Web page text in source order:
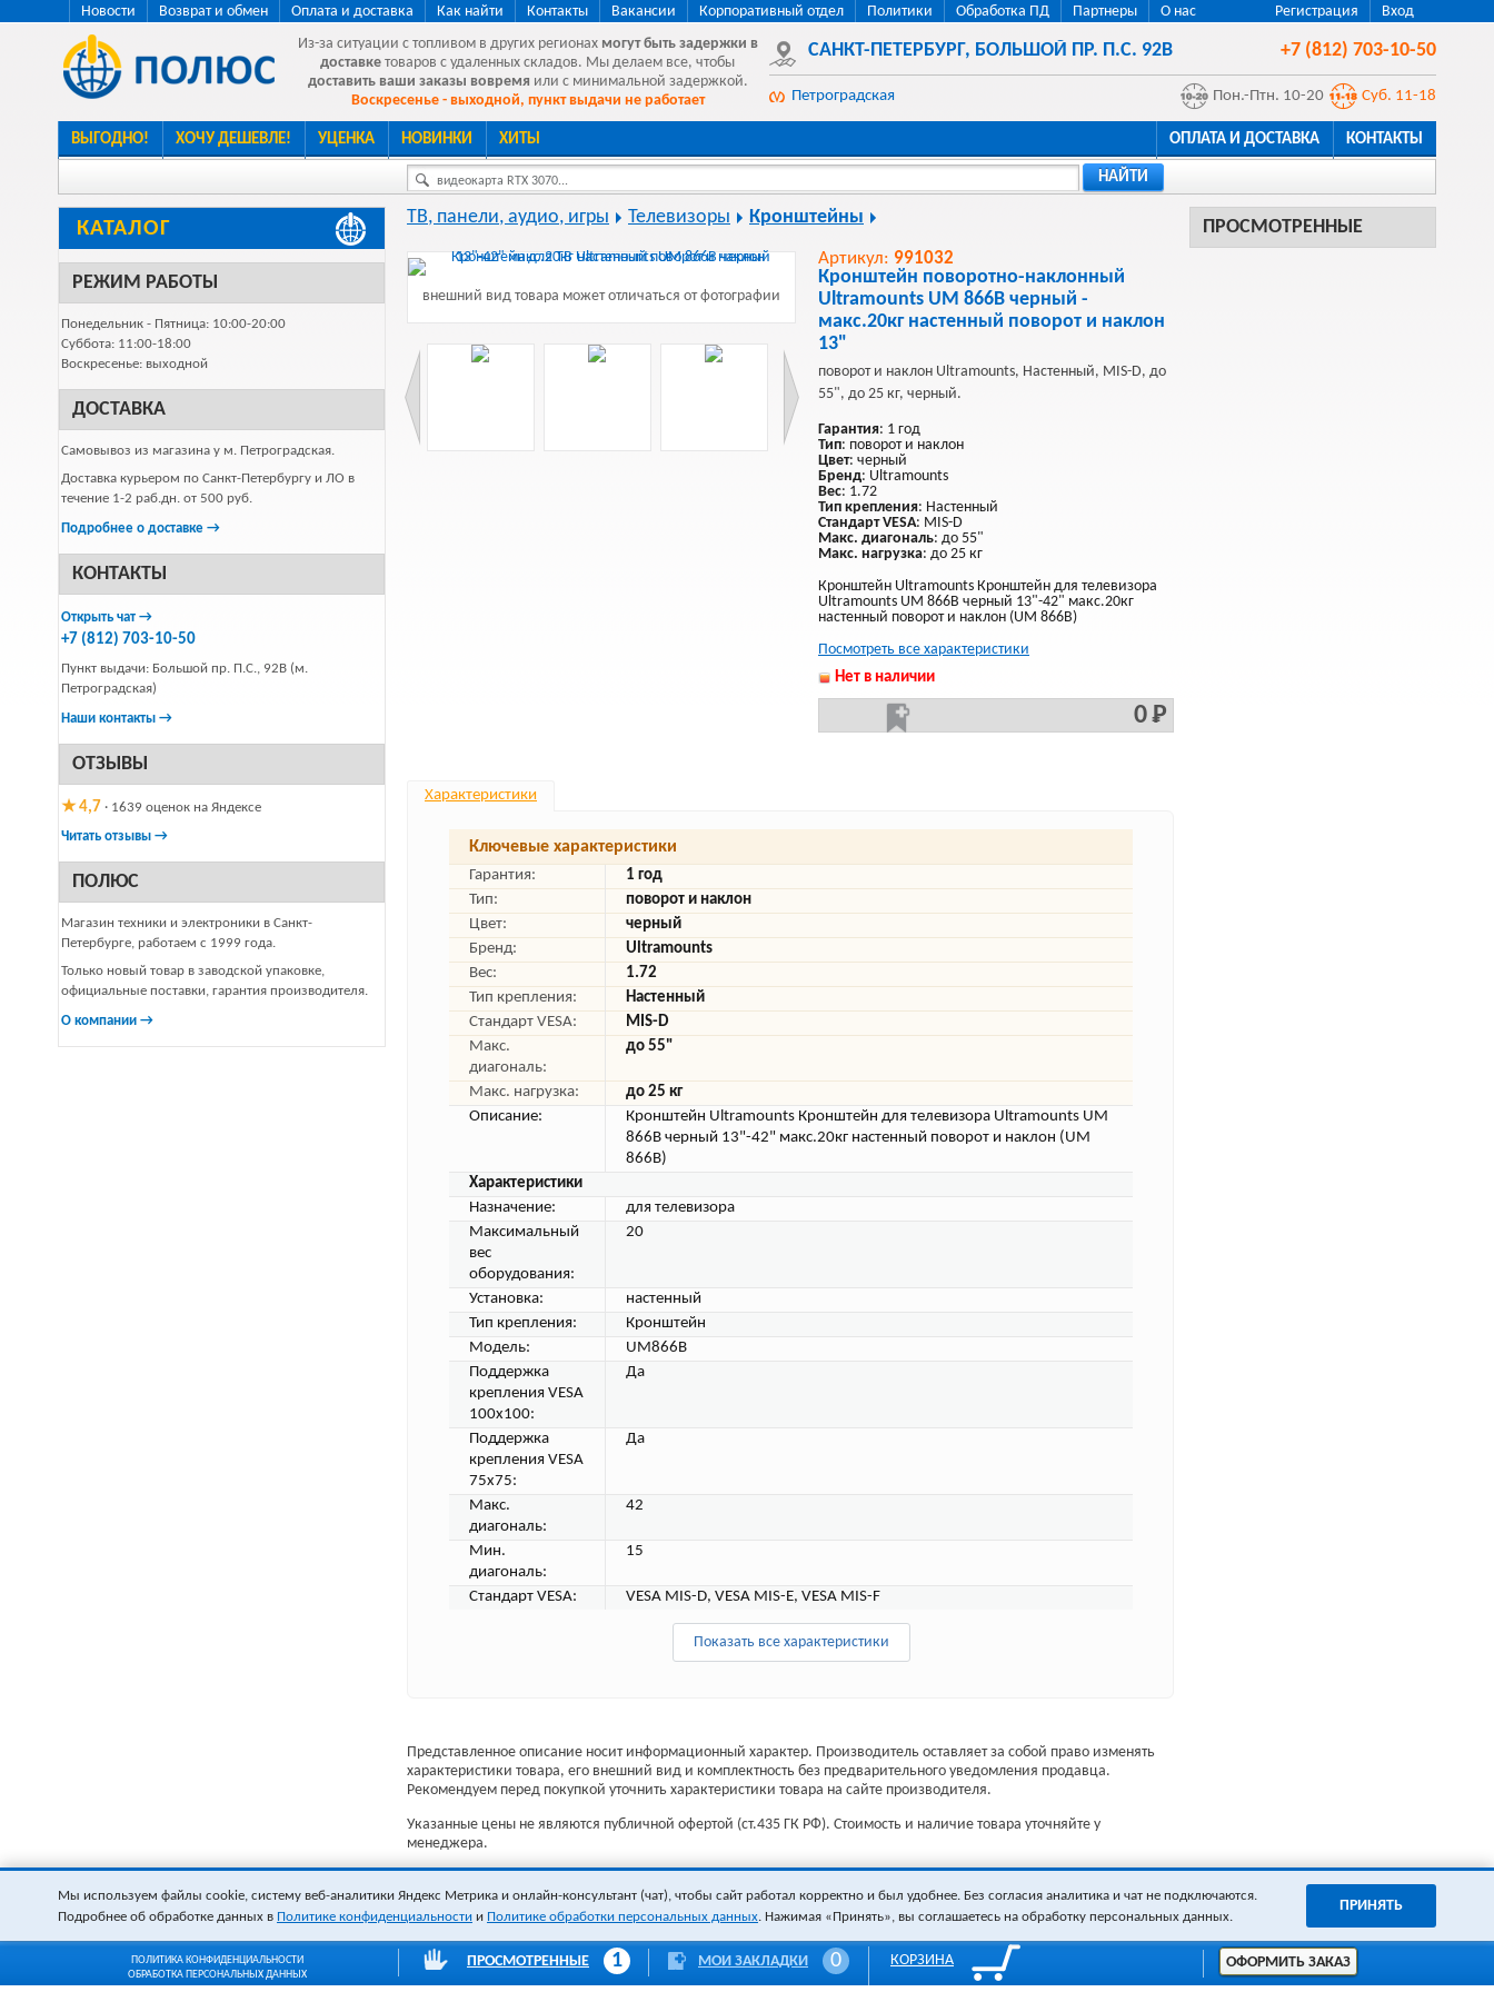
Регистрация Вход
Новости Возврат и обмен Оплата и доставка Как найти Контакты Вакансии Корпоративный отдел Политики Обработка ПД Партнеры
О нас
Из-за ситуации с топливом в других регионах могут быть задержки в
доставке товаров с удаленных складов. Мы делаем все, чтобы
доставить ваши заказы вовремя или с минимальной задержкой.
Воскресенье - выходной, пункт выдачи не работает
САНКТ-ПЕТЕРБУРГ, БОЛЬШОЙ ПР. П.С. 92В +7 (812) 703-10-50
Петроградская Пон.-Птн. 10-20 Суб. 11-18
ВЫГОДНО! ХОЧУ ДЕШЕВЛЕ! УЦЕНКА НОВИНКИ ХИТЫ ОПЛАТА И ДОСТАВКА КОНТАКТЫ
видеокарта RTX 3070... НАЙТИ
КАТАЛОГ
РЕЖИМ РАБОТЫ
Понедельник - Пятница: 10:00-20:00
Суббота: 11:00-18:00
Воскресенье: выходной
ДОСТАВКА
Самовывоз из магазина у м. Петроградская.
Доставка курьером по Санкт-Петербургу и ЛО в
течение 1-2 раб.дн. от 500 руб.
Подробнее о доставке →
КОНТАКТЫ
Открыть чат →
+7 (812) 703-10-50
Пункт выдачи: Большой пр. П.С., 92В (м.
Петроградская)
Наши контакты →
ОТЗЫВЫ
★ 4,7 · 1639 оценок на Яндексе
Читать отзывы →
ПОЛЮС
Магазин техники и электроники в Санкт-
Петербурге, работаем с 1999 года.
Только новый товар в заводской упаковке,
официальные поставки, гарантия производителя.
О компании →
ПРОСМОТРЕННЫЕ
ТВ, панели, аудио, игры Телевизоры Кронштейны
внешний вид товара может отличаться от фотографии
Артикул: 991032
Кронштейн поворотно-наклонный
Ultramounts UM 866B черный -
макс.20кг настенный поворот и наклон
13"
поворот и наклон Ultramounts, Настенный, MIS-D, до
55", до 25 кг, черный.
Гарантия: 1 год
Тип: поворот и наклон
Цвет: черный
Бренд: Ultramounts
Вес: 1.72
Тип крепления: Настенный
Стандарт VESA: MIS-D
Макс. диагональ: до 55"
Макс. нагрузка: до 25 кг
Кронштейн Ultramounts Кронштейн для телевизора
Ultramounts UM 866B черный 13"-42" макс.20кг
настенный поворот и наклон (UM 866B)
Посмотреть все характеристики
Нет в наличии
0 Р
Характеристики
Ключевые характеристики
Гарантия:
1 год
Тип:
поворот и наклон
Цвет:
черный
Бренд:
Ultramounts
Вес:
1.72
Тип крепления:
Настенный
Стандарт VESA:
MIS-D
Макс.
диагональ:
до 55"
Макс. нагрузка:
до 25 кг
Описание:
Кронштейн Ultramounts Кронштейн для телевизора Ultramounts UM
866B черный 13"-42" макс.20кг настенный поворот и наклон (UM
866B)
Характеристики
Назначение:
для телевизора
Максимальный
вес
оборудования:
20
Установка:
настенный
Тип крепления:
Кронштейн
Модель:
UM866B
Поддержка
крепления VESA
100х100:
Да
Поддержка
крепления VESA
75х75:
Да
Макс.
диагональ:
42
Мин.
диагональ:
15
Стандарт VESA: VESA MIS-D, VESA MIS-E, VESA MIS-F
Показать все характеристики
Представленное описание носит информационный характер. Производитель оставляет за собой право изменять
характеристики товара, его внешний вид и комплектность без предварительного уведомления продавца.
Рекомендуем перед покупкой уточнить характеристики товара на сайте производителя.
Указанные цены не являются публичной офертой (ст.435 ГК РФ). Стоимость и наличие товара уточняйте у
менеджера.
ПОЛИТИКА КОНФИДЕНЦИАЛЬНОСТИ
ОБРАБОТКА ПЕРСОНАЛЬНЫХ ДАННЫХ
ПРОСМОТРЕННЫЕ 1 МОИ ЗАКЛАДКИ 0 КОРЗИНА ОФОРМИТЬ ЗАКАЗ
Мы используем файлы cookie, систему веб-аналитики Яндекс Метрика и онлайн-консультант (чат), чтобы сайт работал корректно и был удобнее. Без согласия аналитика и чат не подключаются.
Подробнее об обработке данных в Политике конфиденциальности и Политике обработки персональных данных . Нажимая «Принять», вы соглашаетесь на обработку персональных данных.
ПРИНЯТЬ